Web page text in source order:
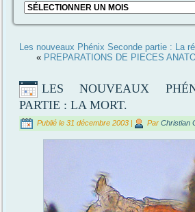
Archives
Les nouveaux Phénix Seconde partie : La
« PREPARATIONS DE PIECES
LES NOUVEAUX
PARTIE : LA MORT.
Publié le 31 décembre 2003 Par Christian